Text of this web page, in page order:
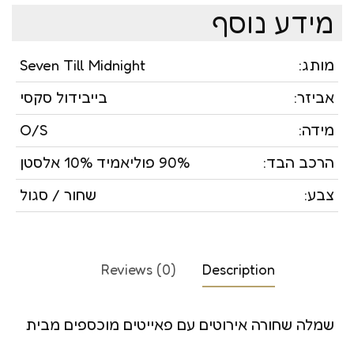
מידע נוסף
מותג:
Seven Till Midnight
אביזר:
בייבידול סקסי
מידה:
O/S
הרכב הבד:
90% פוליאמיד 10% אלסטן
צבע:
שחור / סגול
Description
Reviews (0)
שמלה שחורה אירוטים עם פאייטים מוכספים מבית